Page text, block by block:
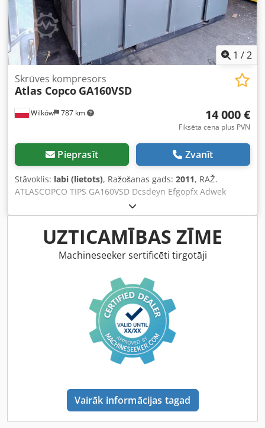
1 /2
Wilków 787 km
Skrūves kompresors
Atlas Copco GA160VSD
14 000 €
Fiksēta cena plus PVN
Pieprasīt Zvanīt
Stāvoklis: labi (lietots), Ražošanas gads: 2011, RAŽ.
ATLASCOPCO TIPS GA160VSD Dcsdeyn Efgopfx Adwek
SĒRIJAS NR. APF163595 GADS 2011 JAUDA (kW) 186 RAŽĪBA
(m3/min) 4,82-18,36 SPIEDIENS (bar) 10
UZTICAMĪBAS ZĪME
Machineseeker sertificēti tirgotāji
Vairāk informācijas tagad